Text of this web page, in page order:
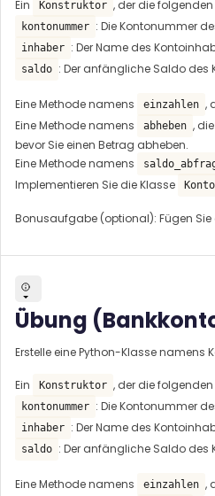
Ein Konstruktor , der die
kontonummer : Die Kontonummer
inhaber : Der Name des
saldo : Der anfängliche Saldo des
Eine Methode namens einzahlen ,
Eine Methode namens
abheben ,
bevor Sie einen Betrag abheben.
Eine Methode namens
Implementieren Sie die Klasse
Konto
Bonusaufgabe (optional): Fügen Sie
Übung
Erstelle eine Python-Klasse namens
Ein Konstruktor , der die
kontonummer : Die Kontonummer
inhaber : Der Name des
saldo : Der anfängliche Saldo des
Eine Methode namens einzahlen ,